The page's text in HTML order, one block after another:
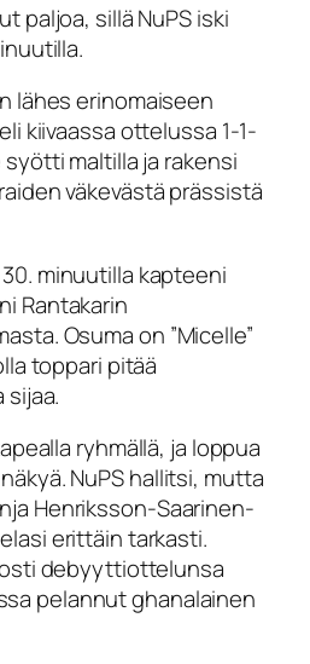
paljoa, sillä NuPS iski
lähes erinomaiseen
kiivaassa ottelussa 1-1-
maltilla ja rakensi
väkevästä prässistä
minuutilla kapteeni
Rantakarin
Osuma on ”Micelle”
toppari pitää
ryhmällä, ja loppua
NuPS hallitsi, mutta
Henriksson-Saarinen-
erittäin tarkasti.
debyyttiottelunsa
pelannut ghanalainen